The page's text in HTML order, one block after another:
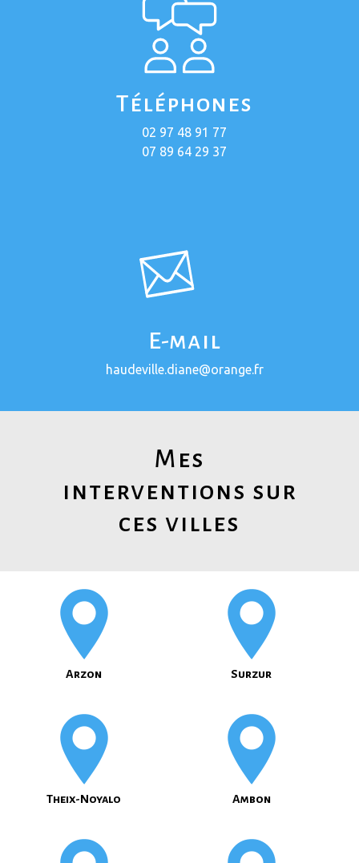
Téléphones
02 97 48 91 77
07 89 64 29 37
E-mail
haudeville.diane@orange.fr
Mes
interventions sur
ces villes
Arzon Surzur
Theix-Noyalo Ambon